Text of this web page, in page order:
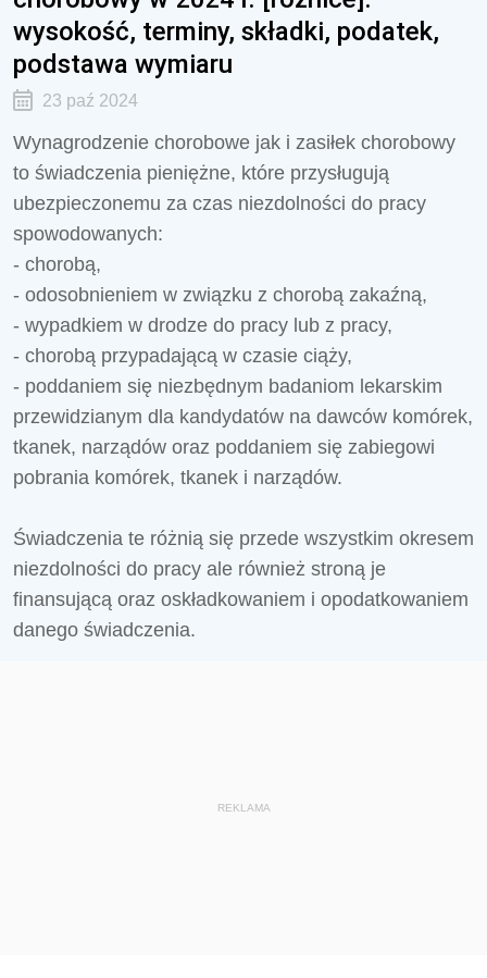
wysokość, terminy, składki, podatek,
podstawa wymiaru
23 paź 2024
Wynagrodzenie chorobowe jak i zasiłek chorobowy
to świadczenia pieniężne, które przysługują
ubezpieczonemu za czas niezdolności do pracy
spowodowanych:
- chorobą,
- odosobnieniem w związku z chorobą zakaźną,
- wypadkiem w drodze do pracy lub z pracy,
- chorobą przypadającą w czasie ciąży,
- poddaniem się niezbędnym badaniom lekarskim
przewidzianym dla kandydatów na dawców komórek,
tkanek, narządów oraz poddaniem się zabiegowi
pobrania komórek, tkanek i narządów.
Świadczenia te różnią się przede wszystkim okresem
niezdolności do pracy ale również stroną je
finansującą oraz oskładkowaniem i opodatkowaniem
danego świadczenia.
REKLAMA